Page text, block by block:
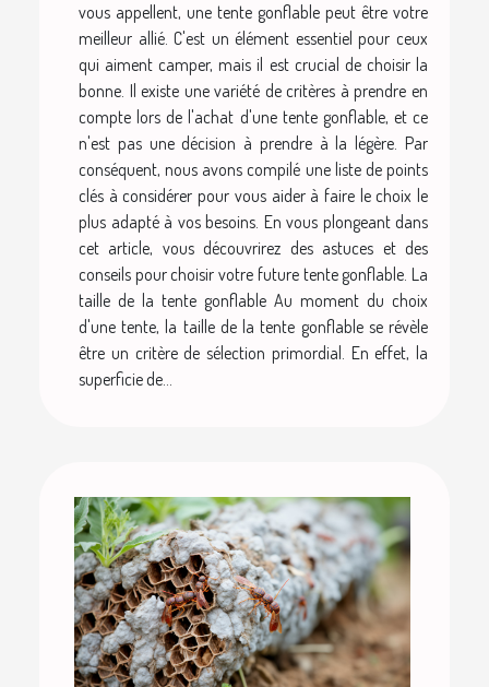
vous appellent, une tente gonflable peut être votre
meilleur allié. C'est un élément essentiel pour ceux
qui aiment camper, mais il est crucial de choisir la
bonne. Il existe une variété de critères à prendre en
compte lors de l'achat d'une tente gonflable, et ce
n'est pas une décision à prendre à la légère. Par
conséquent, nous avons compilé une liste de points
clés à considérer pour vous aider à faire le choix le
plus adapté à vos besoins. En vous plongeant dans
cet article, vous découvrirez des astuces et des
conseils pour choisir votre future tente gonflable. La
taille de la tente gonflable Au moment du choix
d'une tente, la taille de la tente gonflable se révèle
être un critère de sélection primordial. En effet, la
superficie de...